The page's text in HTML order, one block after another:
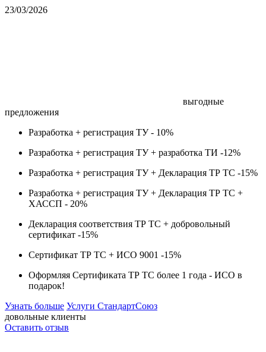
23/03/2026
выгодные
предложения
Разработка + регистрация ТУ - 10%
Разработка + регистрация ТУ + разработка ТИ -12%
Разработка + регистрация ТУ + Декларация ТР ТС -15%
Разработка + регистрация ТУ + Декларация ТР ТС +
ХАССП - 20%
Декларация соответствия ТР ТС + добровольный
сертификат -15%
Сертификат ТР ТС + ИСО 9001 -15%
Оформляя Сертификата ТР ТС более 1 года - ИСО в
подарок!
Узнать больше Услуги СтандартСоюз
довольные клиенты
Оставить отзыв